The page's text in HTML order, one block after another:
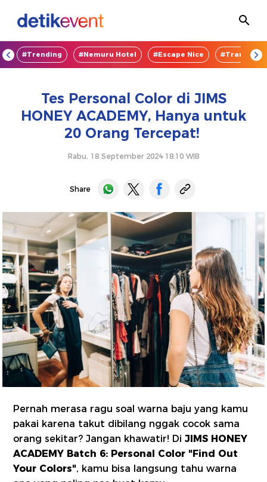
#Trending #Nemuru Hotel #Escape Nice
Tes Personal Color di JIMS
HONEY ACADEMY, Hanya untuk
20 Orang Tercepat!
Rabu, 18 September 2024 18:10 WIB
Share
Pernah merasa ragu soal warna baju yang kamu
pakai karena takut dibilang nggak cocok sama
orang sekitar? Jangan khawatir! DiJIMS HONEY
ACADEMY Batch 6: Personal Color "Find Out
Your Colors", kamu bisa langsung tahu warna